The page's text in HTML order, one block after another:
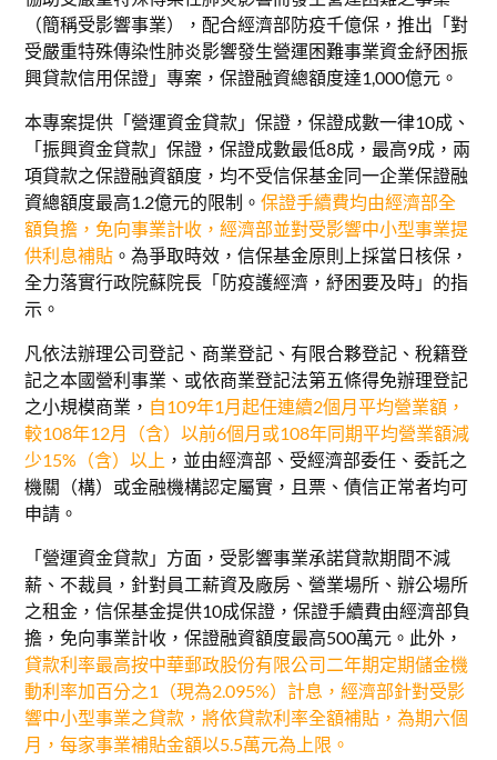
（簡稱受影響事業），配合經濟部防疫千億保，推出「對
受嚴重特殊傳染性肺炎影響發生營運困難事業資金紓困振
興貸款信用保證」專案，保證融資總額度達1,000億元。
本專案提供「營運資金貸款」保證，保證成數一律10成、
「振興資金貸款」保證，保證成數最低8成，最高9成，兩
項貸款之保證融資額度，均不受信保基金同一企業保證融
資總額度最高1.2億元的限制。保證手續費均由經濟部全
額負擔，免向事業計收，經濟部並對受影響中小型事業提
供利息補貼 。為爭取時效，信保基金原則上採當日核保，
全力落實行政院蘇院長「防疫護經濟，紓困要及時」的指
示。
凡依法辦理公司登記、商業登記、有限合夥登記、稅籍登
記之本國營利事業、或依商業登記法第五條得免辦理登記
之小規模商業， 自109年1月起任連續2個月平均營業額，
較108年12月（含）以前6個月或108年同期平均營業額減
少15%（含）以上 ，並由經濟部、受經濟部委任、委託之
機關（構）或金融機構認定屬實，且票、債信正常者均可
申請。
「營運資金貸款」方面，受影響事業承諾貸款期間不減
薪、不裁員，針對員工薪資及廠房、營業場所、辦公場所
之租金，信保基金提供10成保證，保證手續費由經濟部負
擔，免向事業計收，保證融資額度最高500萬元。此外，
貸款利率最高按中華郵政股份有限公司二年期定期儲金機
動利率加百分之1（現為2.095%）計息，經濟部針對受影
響中小型事業之貸款，將依貸款利率全額補貼，為期六個
月，每家事業補貼金額以5.5萬元為上限。